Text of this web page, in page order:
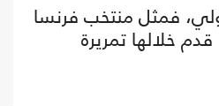
فمثل منتخب فرنسا
قدم خلالها تمريرة